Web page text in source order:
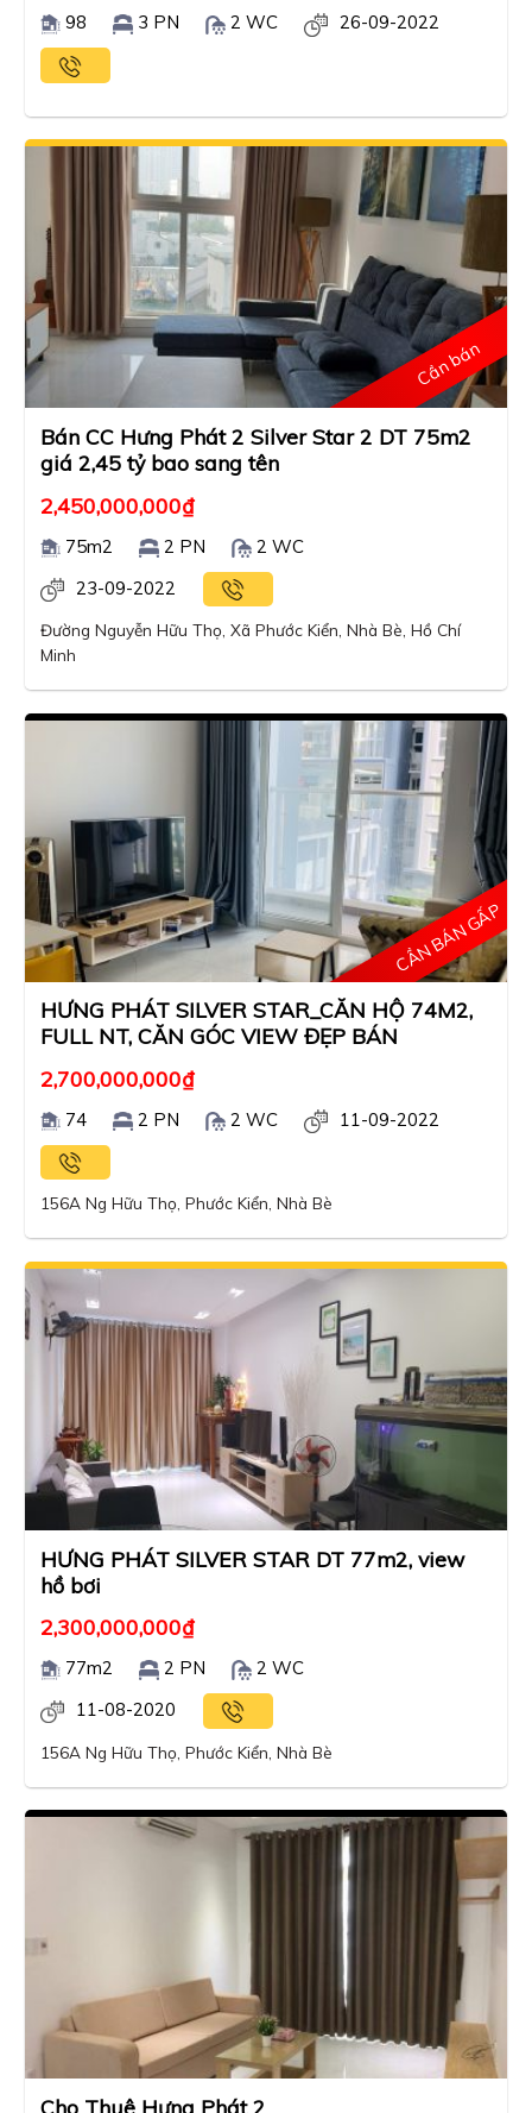
98 3 PN 2 WC 26-09-2022
Cần bán
Bán CC Hưng Phát 2 Silver Star 2 DT 75m2
giá 2,45 tỷ bao sang tên
2,450,000,000₫
75m2 2 PN
2 WC
23-09-2022
Đường Nguyễn Hữu Thọ, Xã Phước Kiển, Nhà Bè, Hồ Chí
Minh
CẦN BÁN GẤP
HƯNG PHÁT SILVER STAR_CĂN HỘ 74M2,
FULL NT, CĂN GÓC VIEW ĐẸP BÁN
2,700,000,000₫
74 2 PN 2 WC 11-09-2022
156A Ng Hữu Thọ, Phước Kiển, Nhà Bè
HƯNG PHÁT SILVER STAR DT 77m2, view
hồ bơi
2,300,000,000₫
77m2 2 PN
2 WC
11-08-2020
156A Ng Hữu Thọ, Phước Kiển, Nhà Bè
Cho Thuê Hưng Phát 2